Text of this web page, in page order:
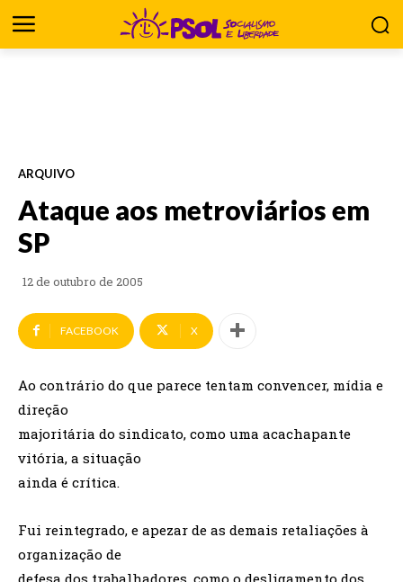
ARQUIVO
Ataque aos metroviários em
SP
12 de outubro de 2005
FACEBOOK X
Ao contrário do que parece tentam convencer, mídia e
direção
majoritária do sindicato, como uma acachapante
vitória, a situação
ainda é crítica.
Fui reintegrado, e apezar de as demais retaliações à
organização de
defesa dos trabalhadores, como o desligamento dos